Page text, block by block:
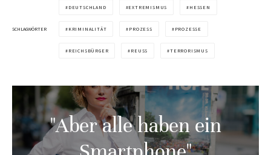
SCHLAGWÖRTER
DEUTSCHLAND EXTREMISMUS HESSEN
KRIMINALITÄT PROZESS PROZESSE
REICHSBÜRGER REUSS TERRORISMUS
"Aber alle haben ein